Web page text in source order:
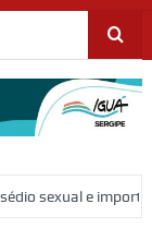
Moradores